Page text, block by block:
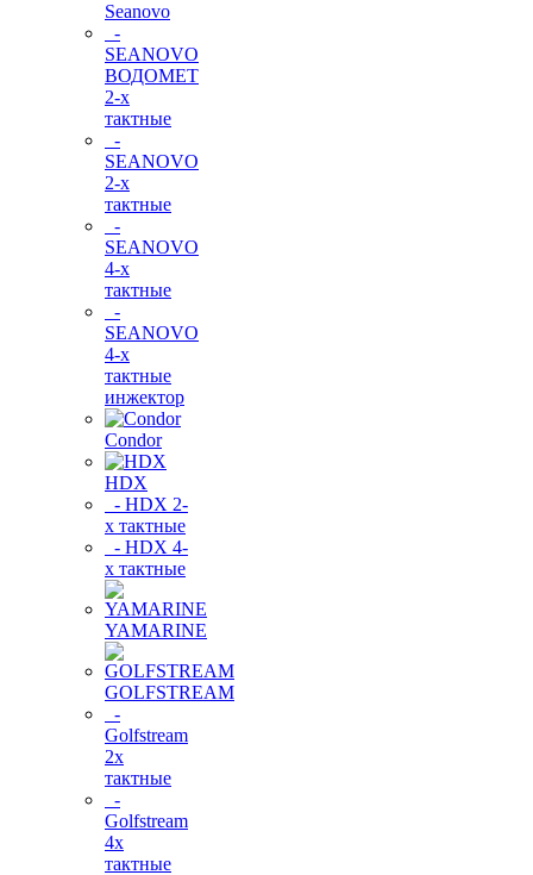
Seanovo
-
SEANOVO
ВОДОМЕТ
2-х
тактные
-
SEANOVO
2-х
тактные
-
SEANOVO
4-х
тактные
-
SEANOVO
4-х
тактные
инжектор
Condor
HDX
- HDX 2-
х тактные
- HDX 4-
х тактные
YAMARINE
GOLFSTREAM
-
Golfstream
2х
тактные
-
Golfstream
4х
тактные